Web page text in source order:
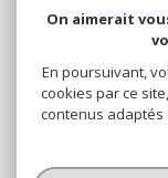
On aimerait
En poursuivant,
cookies par ce
contenus adaptés